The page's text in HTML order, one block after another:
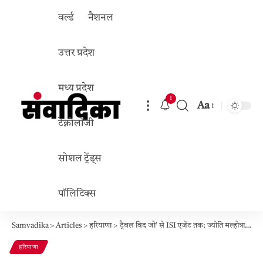
वर्ल्ड नैशनल
उत्तर प्रदेश
मध्य प्रदेश
टेक्नोलॉजी
सोशल ट्रेंड्स
पॉलिटिक्स
1
Aa
Samvadika>Articles >हरियाणा>ट्रैवल विद जो’ से ISI एजेंट तक: ज्योति मल्होत्रा के 10 खुफिया राज़ जो देश को हिला देंगे!
हरियाणा